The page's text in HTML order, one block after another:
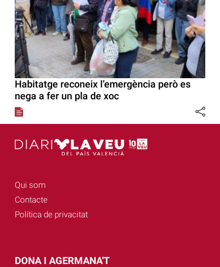
Habitatge reconeix l’emergència però es
nega a fer un pla de xoc
Qui som
Contacte
Política de privacitat
DONA I AGERMANA'T